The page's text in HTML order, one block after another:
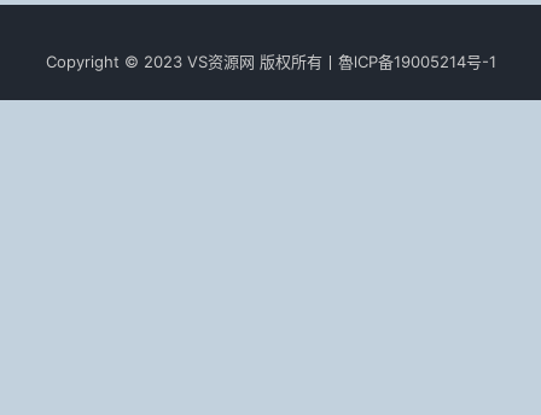
Copyright © 2023 VS资源网 版权所有丨魯lCР­­­­­­备19005214号-1